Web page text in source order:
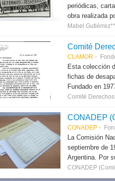
periódicas,
obra realizada
Mabel
Comité
CLAMOR
Esta colección
fichas de
Fundado en
Comité
CONADEP
CONADEP
La Comisión
septiembre de
Argentina. Por
CONADEP